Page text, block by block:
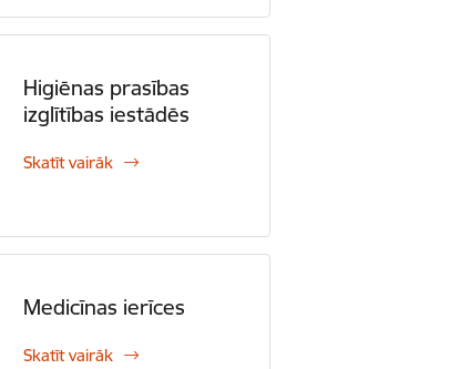
Higiēnas prasības
izglītības iestādēs
Skatīt vairāk
Medicīnas ierīces
Skatīt vairāk